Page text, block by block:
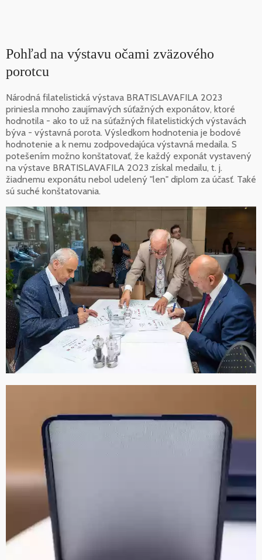
Pohľad na výstavu očami zväzového
porotcu
Národná filatelistická výstava BRATISLAVAFILA 2023
priniesla mnoho zaujímavých súťažných exponátov, ktoré
hodnotila - ako to už na súťažných filatelistických výstavách
býva - výstavná porota. Výsledkom hodnotenia je bodové
hodnotenie a k nemu zodpovedajúca výstavná medaila. S
potešením možno konštatovať, že každý exponát vystavený
na výstave BRATISLAVAFILA 2023 získal medailu, t. j.
žiadnemu exponátu nebol udelený "len" diplom za účasť. Také
sú suché konštatovania.